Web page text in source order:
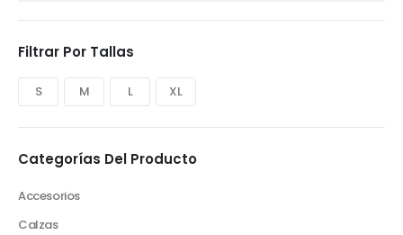
Filtrar Por Tallas
S M L XL
Categorías Del Producto
Accesorios
Calzas